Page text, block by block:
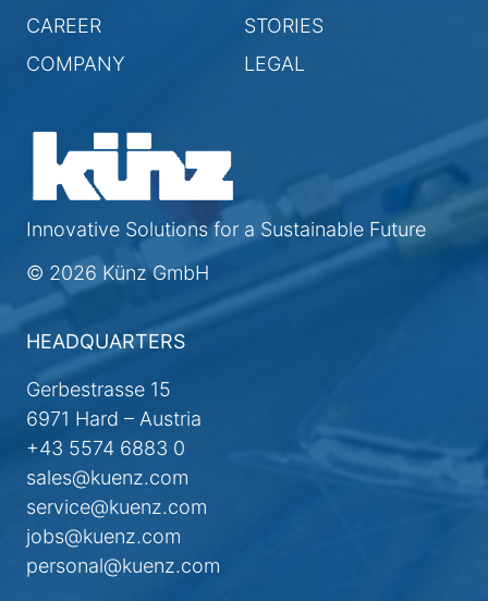
CAREER
STORIES
COMPANY
LEGAL
Innovative Solutions for a Sustainable Future
© 2026 Künz GmbH
HEADQUARTERS
Gerbestrasse 15
6971 Hard – Austria
+43 5574 6883 0
sales@kuenz.com
service@kuenz.com
jobs@kuenz.com
personal@kuenz.com